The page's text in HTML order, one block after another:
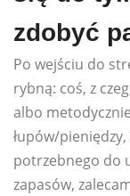
zdobyć
Po wejściu do
rybną: coś, z
albo
łupów/
potrzebnego do
zapasów,